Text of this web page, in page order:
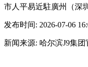
市人平易近駐廣州（深
发布时间: 2026-07-06
新闻来源: 哈尔滨J9集团